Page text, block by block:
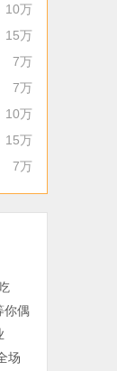
10万
15万
7万
7万
10万
15万
7万
你偶
场